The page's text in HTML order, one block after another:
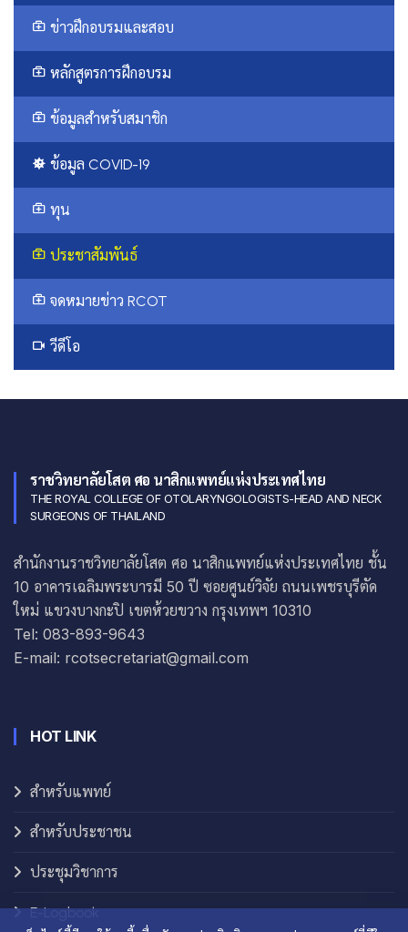
ข่าวฝึกอบรมและสอบ
หลักสูตรการฝึกอบรม
ข้อมูลสำหรับสมาชิก
ข้อมูล COVID-19
ทุน
ประชาสัมพันธ์
จดหมายข่าว RCOT
วีดีโอ
ราชวิทยาลัยโสต ศอ นาสิกแพทย์แห่งประเทศไทย
THE ROYAL COLLEGE OF OTOLARYNGOLOGISTS-HEAD AND NECK
SURGEONS OF THAILAND
สำนักงานราชวิทยาลัยโสต ศอ นาสิกแพทย์แห่งประเทศไทย ชั้น
10 อาคารเฉลิมพระบารมี 50 ปี ซอยศูนย์วิจัย ถนนเพชรบุรีตัด
ใหม่ แขวงบางกะปิ เขตห้วยขวาง กรุงเทพฯ 10310
Tel: 083-893-9643
E-mail: rcotsecretariat@gmail.com
HOT LINK
สำหรับแพทย์
สำหรับประชาชน
ประชุมวิชาการ
E-Logbook